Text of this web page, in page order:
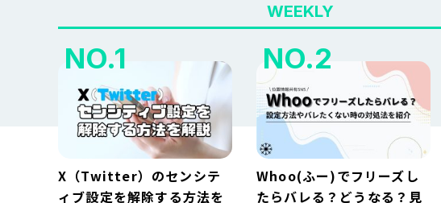
WEEKLY
X（Twitter）のセンシテ
ィブ設定を解除する方法を
Whoo(ふー)でフリーズし
たらバレる？どうなる？見